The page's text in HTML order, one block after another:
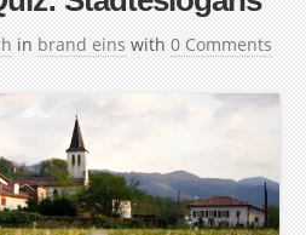
in brand eins with 0 Comments